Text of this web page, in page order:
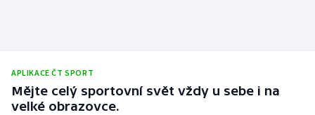
APLIKACE ČT SPORT
Mějte celý sportovní svět vždy u sebe i na
velké obrazovce.